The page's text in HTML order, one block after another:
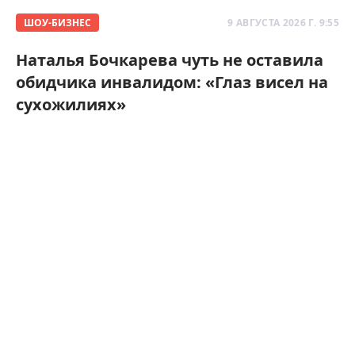
ШОУ-БИЗНЕС 9 АВГУСТА 2026 Г. 9:55
Наталья Бочкарева чуть не оставила
обидчика инвалидом: «Глаз висел на
сухожилиях»